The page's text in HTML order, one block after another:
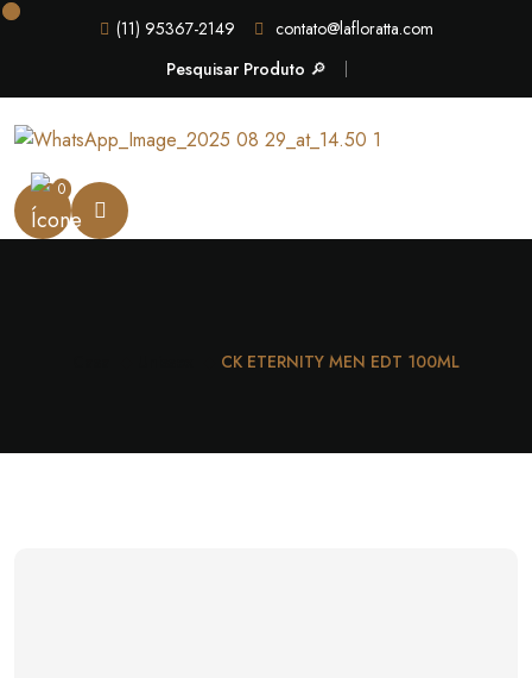
(11) 95367-2149
contato@lafloratta.com
Pesquisar Produto 🔎
0
CK ETERNITY MEN EDT 100ML